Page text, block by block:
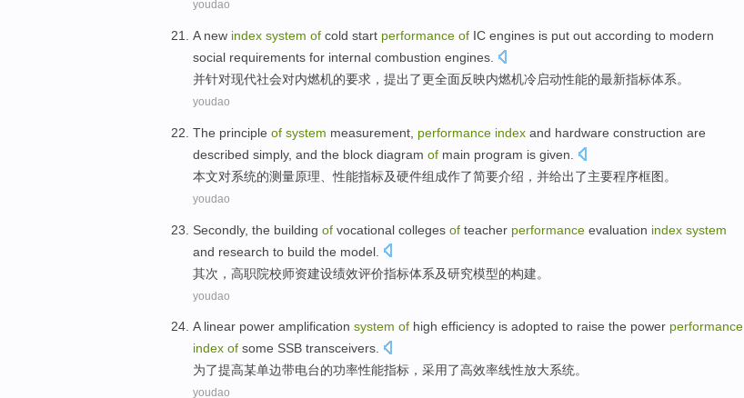
youdao
A new index system of cold start performance of IC engines is put out according to modern
social requirements for internal combustion engines.
并针对现代社会对内燃机的要求 ， 提出了更全面反映内燃机冷启动性能的最新指标体系。
youdao
The principle of system measurement performance index and hardware construction are
described simply, and the block diagram of main program is given
本文对系统的测量原理 、性能指标及硬件组成作了简要介绍 ， 并给出了主要程序框图 。
youdao
Secondly, the building of vocational colleges of teacher performance evaluation index system
and research to build the model
其次 ， 高职院校师资建设绩效评价指标体系及研究模型的构建。
youdao
Alinear power amplification system of high efficiency is adopted to raise the power performance
index of some SSB transceivers.
为了提高某单边带电台的功率性能指标 ， 采用了高效率线性放大系统。
youdao